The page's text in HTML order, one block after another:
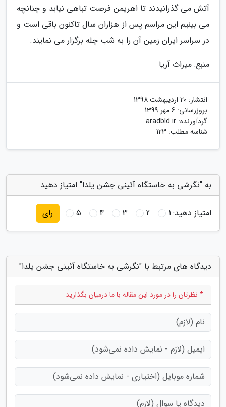
آتش می گذرانیدند تا اهریمن فرصت تباهی نیابد و چنانچه
می بینیم این مراسم پس از هزاران سال تاکنون باقی است و
در سراسر ایران زمین آن را به شب چله برگزار می نمایند.
منبع: میراث آریا
انتشار: 20 اردیبهشت 1398
بروزرسانی: 6 مهر 1399
گردآورنده: aradbld.ir
شناسه مطلب: 123
به "نگرشی به خاستگاه آئینی جشن یلدا" امتیاز دهید
امتیاز دهید:1
2
3
4
5 رای
دیدگاه های مرتبط با "نگرشی به خاستگاه آئینی جشن یلدا"
* نظرتان را در مورد این مقاله با ما درمیان بگذارید